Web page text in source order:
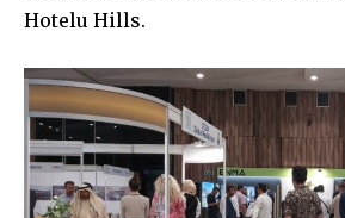
Hotelu Hills.